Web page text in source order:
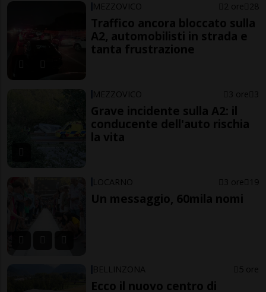
MEZZOVICO 2 ore 28
Traffico ancora bloccato sulla
A2, automobilisti in strada e
tanta frustrazione
MEZZOVICO 3 ore 3
Grave incidente sulla A2: il
conducente dell'auto rischia
la vita
LOCARNO 3 ore 19
Un messaggio, 60mila nomi
BELLINZONA 5 ore
Ecco il nuovo centro di